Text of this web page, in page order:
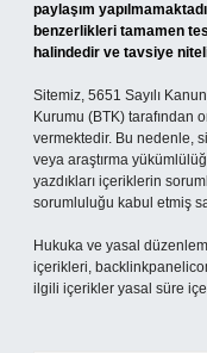
paylaşım
benzerlikleri tamamen
halindedir ve tavsiye
Sitemiz, 5651 Sayılı
Kurumu (BTK) tarafından
vermektedir. Bu nedenle,
veya araştırma
yazdıkları içeriklerin
sorumluluğu kabul etmiş
Hukuka ve yasal
içerikleri,
ilgili içerikler yasal süre